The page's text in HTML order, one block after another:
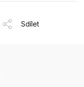
Sdílet